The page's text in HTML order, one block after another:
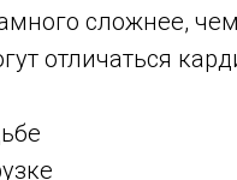
сложнее,
отличаться